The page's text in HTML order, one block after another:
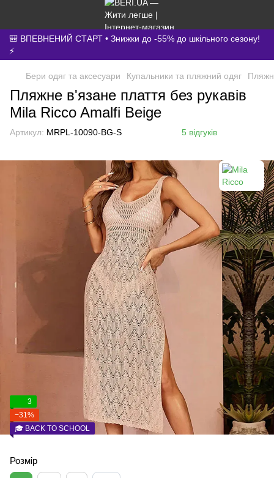
🎒 ВПЕВНЕНИЙ СТАРТ • Знижки до -55% до шкільного сезону!
⚡
Бери одяг та аксесуари Купальники та пляжний одяг
Пляжне в'язане плаття без рукавів
Mila Ricco Amalfi Beige
Артикул: MRPL-10090-BG-S 5 відгуків
3
−31%
🎓 BACK TO SCHOOL
Розмір